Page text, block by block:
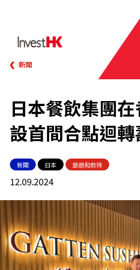
新聞
日本餐飲集團
設首間合點迴
新聞 日本 旅遊和款待
12.09.2024